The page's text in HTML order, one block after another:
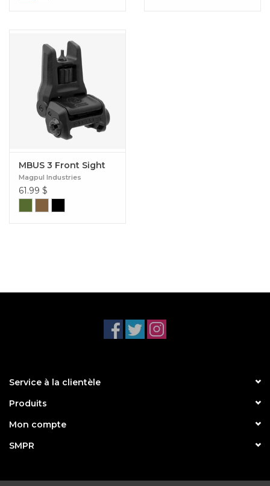
MBUS 3 Front Sight
Magpul Industries
61.99 $
Service à la clientèle
Produits
Mon compte
SMPR